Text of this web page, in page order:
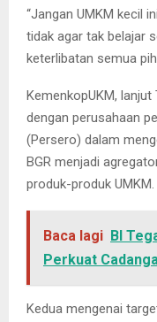
“Jangan UMKM kecil
tidak agar tak belajar
keterlibatan semua
KemenkopUKM,
dengan perusahaan
(Persero) dalam
BGR menjadi
produk-produk UMKM.
Baca lagi BI
Perkuat
Kedua mengenai